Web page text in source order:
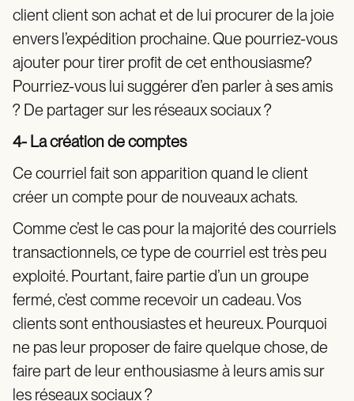
client client son achat et de lui procurer de la joie
envers l’expédition prochaine. Que pourriez-vous
ajouter pour tirer profit de cet enthousiasme?
Pourriez-vous lui suggérer d’en parler à ses amis
? De partager sur les réseaux sociaux ?
4- La création de comptes
Ce courriel fait son apparition quand le client
créer un compte pour de nouveaux achats.
Comme c’est le cas pour la majorité des courriels
transactionnels, ce type de courriel est très peu
exploité. Pourtant, faire partie d’un un groupe
fermé, c’est comme recevoir un cadeau. Vos
clients sont enthousiastes et heureux. Pourquoi
ne pas leur proposer de faire quelque chose, de
faire part de leur enthousiasme à leurs amis sur
les réseaux sociaux ?